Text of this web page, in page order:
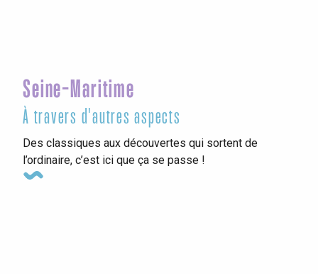
Seine-Maritime
À travers d'autres aspects
Des classiques aux découvertes qui sortent de
l’ordinaire, c’est ici que ça se passe !